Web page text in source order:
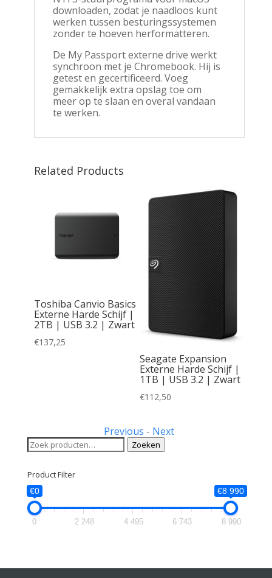
downloaden, zodat je naadloos kunt
werken tussen besturingssystemen
zonder te hoeven herformatteren.
De My Passport externe drive werkt
synchroon met je Chromebook. Hij is
getest en gecertificeerd. Voeg
gemakkelijk extra opslag toe om
meer op te slaan en overal vandaan
te werken.
Related Products
Toshiba Canvio Basics
Externe Harde Schijf |
2TB | USB 3.2 | Zwart
€137,25
Seagate Expansion
Externe Harde Schijf |
1TB | USB 3.2 | Zwart
€112,50
Previous - Next
Zoeken
naar:
Zoeken
Product Filter
€0 €8 990
0 2 248 4 495 6 743 8 990